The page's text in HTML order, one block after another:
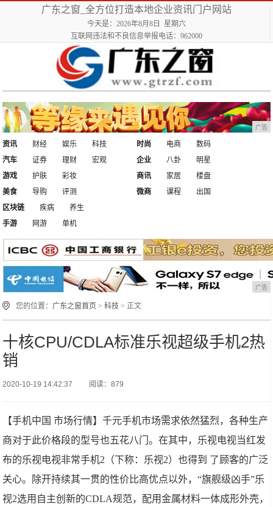
广东之窗_全方位打造本地企业资讯门户网站
今天是：2026年8月8日 星期六
互联网违法和不良信息举报电话：962000
广告
资讯 财经 娱乐
科技
汽车
证券 理财 宏观
时尚 电商
数码
企业
八卦
明星
游戏
护肤
彩妆
美食
导购 评测
商讯 家居
楼盘
微商
课程
出国
区块链
疾病
养生
手游
网游 单机
广告
您的位置： 广东之窗首页 >科技 > 正文
十核CPU/CDLA标准乐视超级手机2热
销
2020-10-19 14:42:37 阅读：879
【手机中国 市场行情】千元手机市场需求依然猛烈，各种生产
商对于此价格段的型号也五花八门。在其中，乐视电视当红发
布的乐视电视非常手机2（下称：乐视2）也得到 了顾客的广泛
关心。除开持续其一贯的性价比高优点以外，“旗舰级凶手”乐
视2选用自主创新的CDLA规范，配用金属材料一体成形外壳，